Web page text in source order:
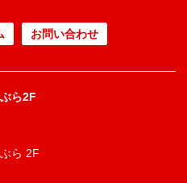
お問い合わせ
ら2F
ら 2F